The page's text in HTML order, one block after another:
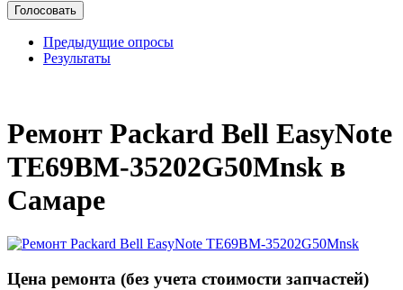
Предыдущие опросы
Результаты
Ремонт Packard Bell EasyNote
TE69BM-35202G50Mnsk в
Самаре
Цена ремонта (без учета стоимости запчастей)